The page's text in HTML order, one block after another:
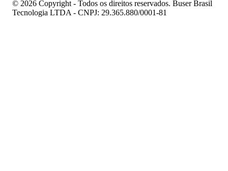
© 2026 Copyright - Todos os direitos reservados. Buser Brasil
Tecnologia LTDA - CNPJ: 29.365.880/0001-81